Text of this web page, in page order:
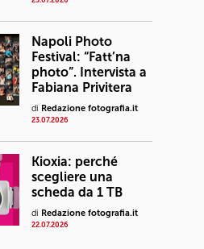
Napoli Photo
Festival: “Fatt’na
photo”. Intervista a
Fabiana Privitera
di Redazione fotografia.it
23.07.2026
Kioxia: perché
scegliere una
scheda da 1 TB
di Redazione fotografia.it
22.07.2026